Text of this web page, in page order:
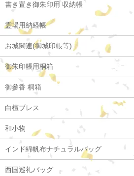
書き置き御朱印用 収納帳
霊場用納経帳
お城関連(御城印帳等)
御朱印帳用桐箱
御參香 桐箱
白檀ブレス
和小物
インド綿帆布ナチュラルバッグ
西国巡礼バッグ